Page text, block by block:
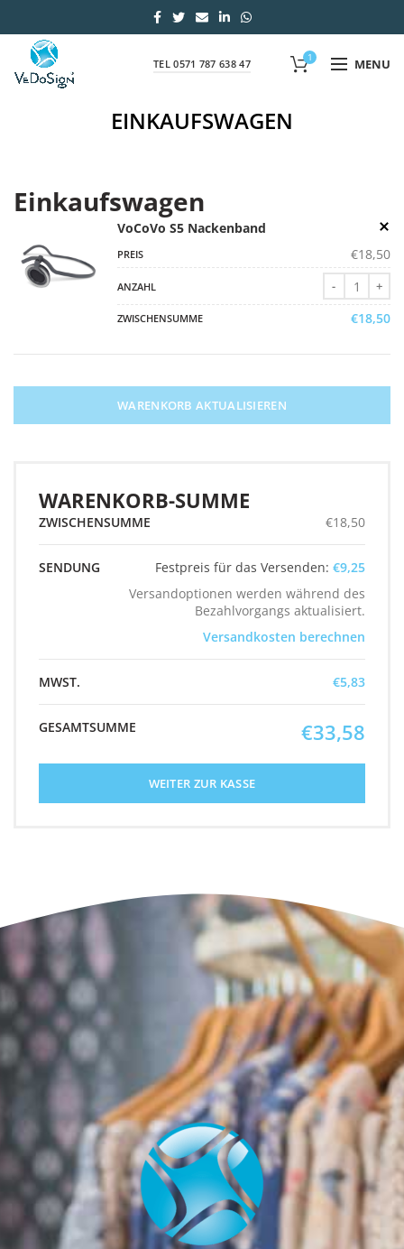
TEL 0571 787 638 47
1 MENU
EINKAUFSWAGEN
Einkaufswagen
VoCoVo S5 Nackenband
€18,50
VoCoVo S5
€18,50
WARENKORB AKTUALISIEREN
WARENKORB-SUMME
€18,50
Festpreis für das Versenden: €9,25
Versandoptionen werden während des
Bezahlvorgangs aktualisiert.
Versandkosten berechnen
€5,83
€33,58
WEITER ZUR KASSE